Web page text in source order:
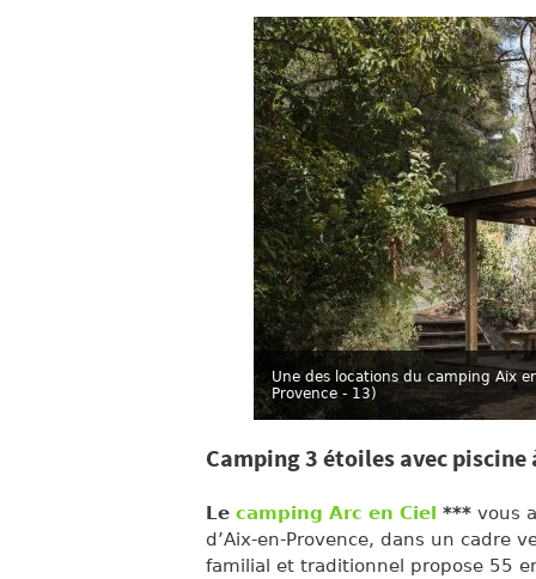
Une des locations du camping Aix
Provence - 13)
Camping 3 étoiles avec piscine
Le camping Arc en Ciel *** vous
d’Aix-en-Provence, dans un cadre
familial et traditionnel propose 55